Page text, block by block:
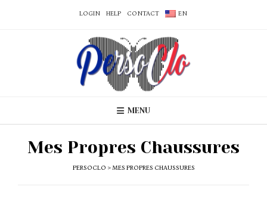
LOGIN HELP CONTACT EN
MENU
Mes Propres Chaussures
PERSOCLO >MES PROPRES CHAUSSURES